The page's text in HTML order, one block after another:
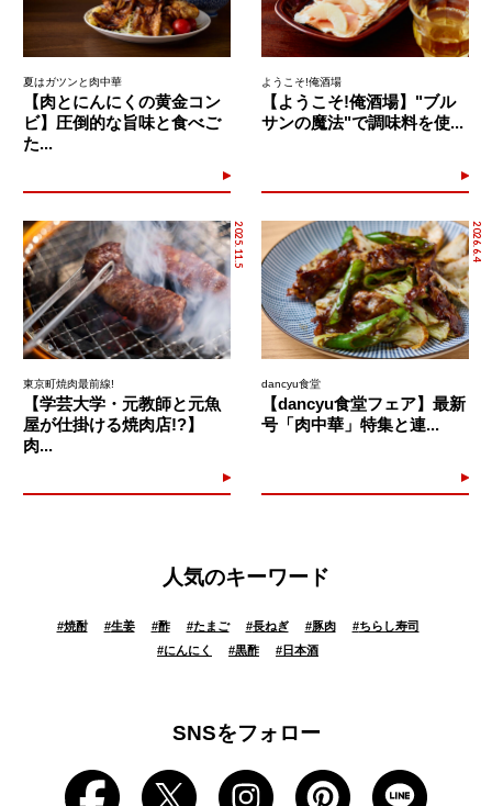
夏はガツンと肉中華
【肉とにんにくの黄金コン
ビ】圧倒的な旨味と食べご
た...
ようこそ!俺酒場
【ようこそ!俺酒場】"ブル
サンの魔法"で調味料を使...
2025.11.5
東京町焼肉最前線!
【学芸大学・元教師と元魚
屋が仕掛ける焼肉店!?】
肉...
2026.6.4
dancyu食堂
【dancyu食堂フェア】最新
号「肉中華」特集と連...
人気のキーワード
#焼酎 #生姜 #酢 #たまご #長ねぎ #豚肉 #ちらし寿司
#にんにく #黒酢 #日本酒
SNSをフォロー